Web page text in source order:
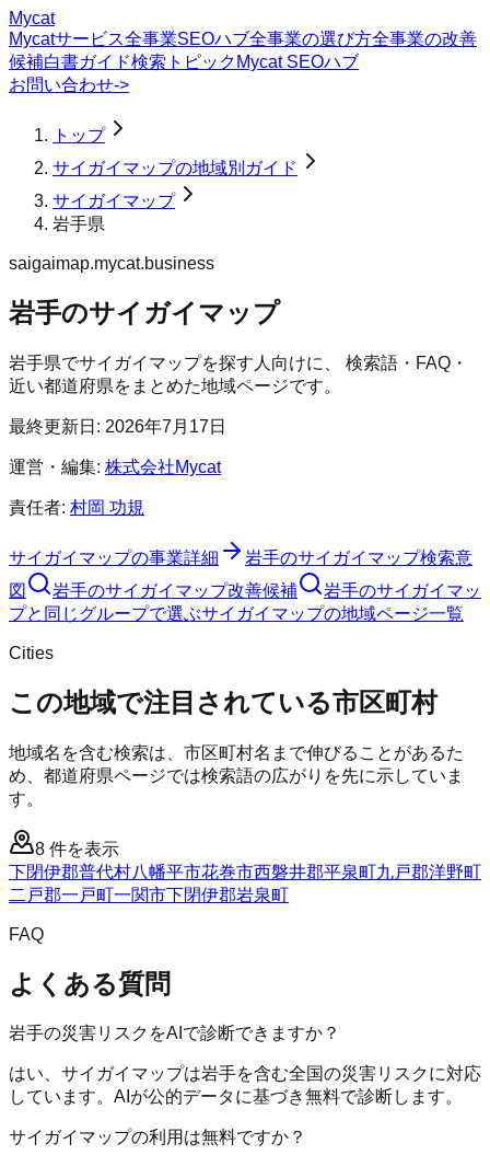
Mycat
Mycatサービス全事業SEOハブ全事業の選び方全事業の改善
候補白書ガイド検索トピック Mycat SEOハブ
お問い合わせ->
トップ
サイガイマップの地域別ガイド
サイガイマップ
岩手県
saigaimap.mycat.business
岩手のサイガイマップ
岩手県でサイガイマップを探す人向けに、 検索語・FAQ・
近い都道府県をまとめた地域ページです。
最終更新日: 2026年7月17日
運営・編集: 株式会社Mycat
責任者: 村岡 功規
サイガイマップの事業詳細
岩手のサイガイマップ検索意
図
岩手のサイガイマップ改善候補
岩手のサイガイマッ
プと同じグループで選ぶサイガイマップの地域ページ一覧
Cities
この地域で注目されている市区町村
地域名を含む検索は、市区町村名まで伸びることがあるた
め、都道府県ページでは検索語の広がりを先に示していま
す。
8 件を表示
下閉伊郡普代村八幡平市花巻市西磐井郡平泉町九戸郡洋野町
二戸郡一戸町一関市下閉伊郡岩泉町
FAQ
よくある質問
岩手の災害リスクをAIで診断できますか？
はい、サイガイマップは岩手を含む全国の災害リスクに対応
しています。AIが公的データに基づき無料で診断します。
サイガイマップの利用は無料ですか？